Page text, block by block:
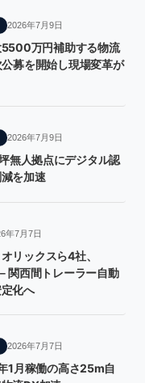
2026年7月9日
万円補助する物流
募を開始し現場変革が
2026年7月9日
無人拠点にデジタル認
を加速
年7月7日
リックスら4社、
関西間トレーラー自動
化へ
2026年7月7日
1月稼働の高さ25m自